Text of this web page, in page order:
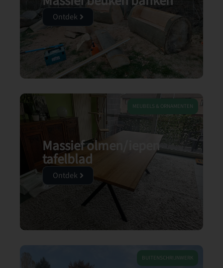
Ontdek
MEUBELS & ORNAMENTEN
Massief olmen/iepen
tafelblad
Ontdek
BUITENSCHRIJNWERK